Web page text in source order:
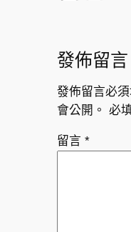
發佈留言
發佈留言必
會公開。 必
留言 *